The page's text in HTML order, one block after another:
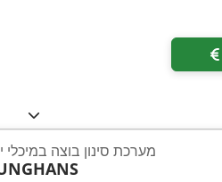
מערכת סינון בוצה במיכלי